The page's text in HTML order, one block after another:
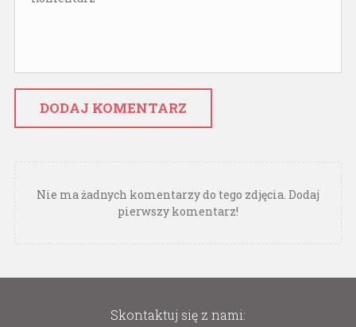
DODAJ KOMENTARZ
Nie ma żadnych komentarzy do tego zdjęcia. Dodaj
pierwszy komentarz!
Skontaktuj się z nami: